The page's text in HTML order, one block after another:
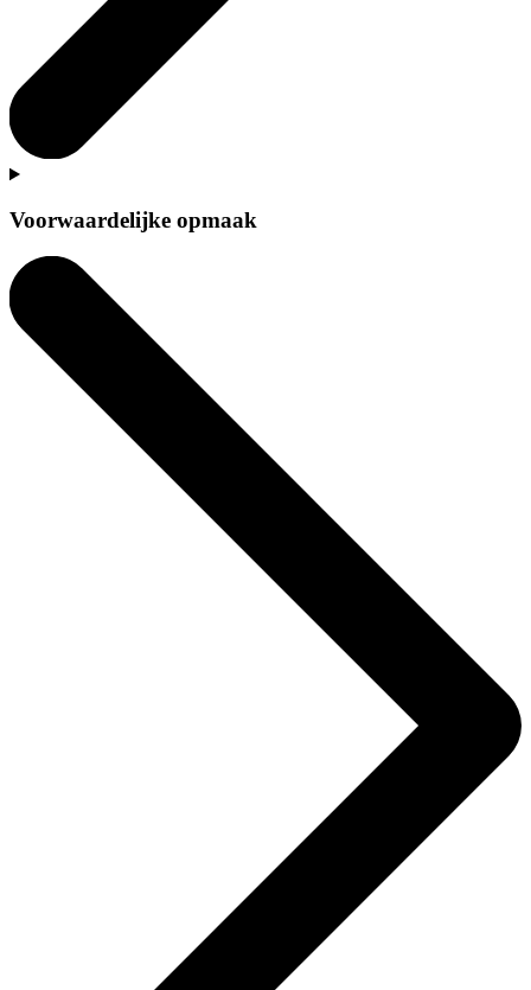
Voorwaardelijke opmaak